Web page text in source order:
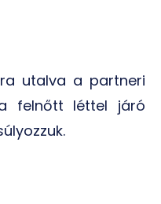
utalva a partneri
felnőtt léttel járó